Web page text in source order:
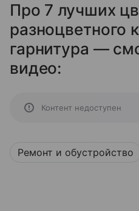
Про 7 лучших
разноцветного
гарнитура —
видео:
Контент недоступен
Ремонт и обустройство